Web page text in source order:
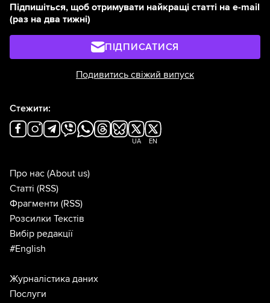
Підпишіться, щоб отримувати найкращі статті на e-mail
(раз на два тижні)
ПІДПИСАТИСЯ
Подивитись свіжий випуск
Стежити:
UA EN
Про нас (About us)
Статті (RSS)
Фрагменти (RSS)
Розсилки Текстів
Вибір редакції
#English
Журналістика даних
Послуги